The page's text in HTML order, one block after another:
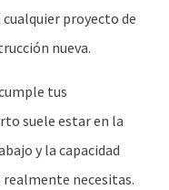
proyecto de
nueva.
tus
suele estar en la
y la capacidad
necesitas.